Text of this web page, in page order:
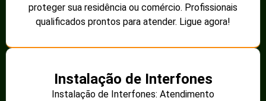
proteger sua residência ou comércio. Profissionais
qualificados prontos para atender. Ligue agora!
Instalação de Interfones
Instalação de Interfones: Atendimento